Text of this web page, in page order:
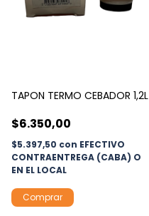
TAPON TERMO CEBADOR 1,2L
$6.350,00
$5.397,50 con EFECTIVO
CONTRAENTREGA (CABA) O
EN EL LOCAL